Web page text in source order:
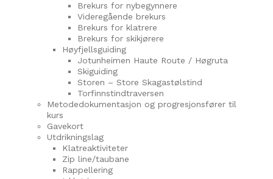
Brekurs for nybegynnere
Videregående brekurs
Brekurs for klatrere
Brekurs for skikjørere
Høyfjellsguiding
Jotunheimen Haute Route / Høgruta
Skiguiding
Storen – Store Skagastølstind
Torfinnstindtraversen
Metodedokumentasjon og progresjonsfører til
kurs
Gavekort
Utdrikningslag
Klatreaktiviteter
Zip line/taubane
Rappellering